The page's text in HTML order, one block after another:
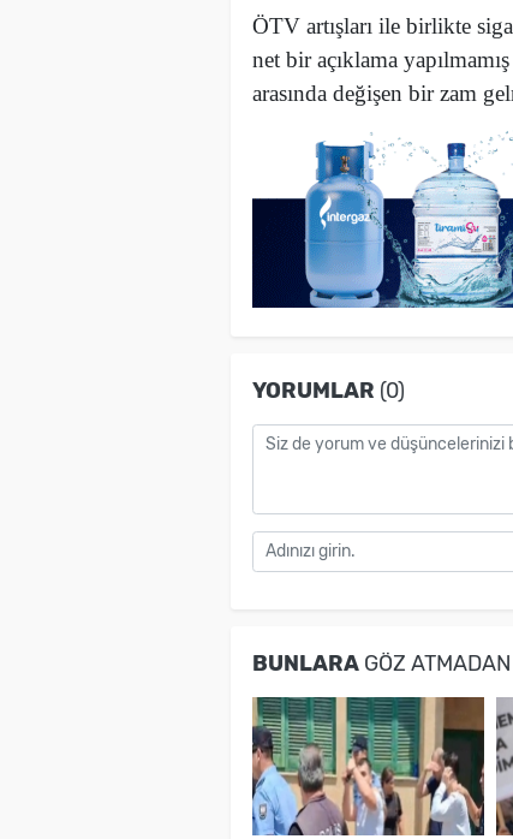
ÖTV artışları ile birlikte
net bir açıklama
arasında değişen bir zam
YORUMLAR (0)
BUNLARAGÖZ